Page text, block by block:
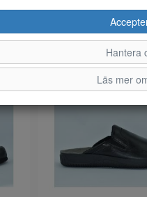
MER Hantera
Läs mer